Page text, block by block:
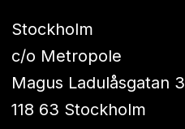
Stockholm
c/o Metropole
Magus Ladulåsgatan 3
118 63 Stockholm